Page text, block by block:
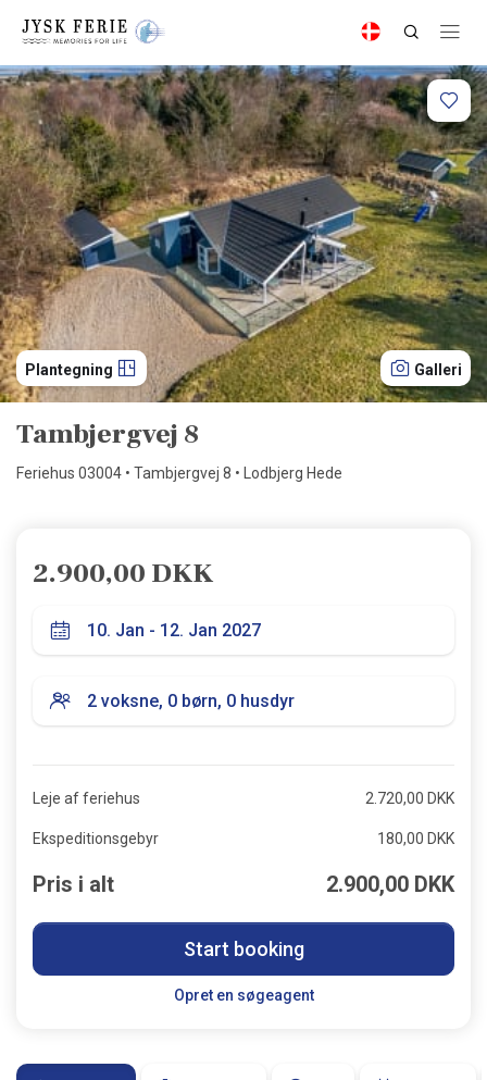
Plantegning Galleri
Tambjergvej 8
Feriehus 03004 • Tambjergvej 8 • Lodbjerg Hede
2.900,00 DKK
Leje af feriehus 2.720,00 DKK
Ekspeditionsgebyr 180,00 DKK
Pris i alt 2.900,00 DKK
Start booking
Opret en søgeagent